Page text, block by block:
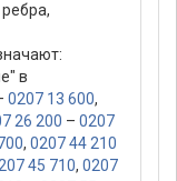
в
0207 13 600,
26 200 – 0207
, 0207 44 210
45 710, 0207